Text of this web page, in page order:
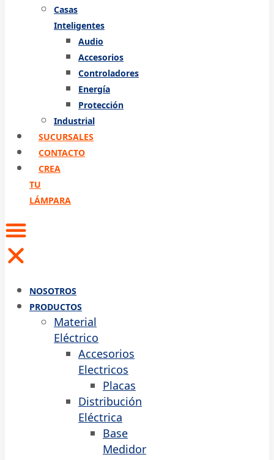
Casas
Inteligentes
Audio
Accesorios
Controladores
Energía
Protección
Industrial
SUCURSALES
CONTACTO
CREA
TU
LÁMPARA
NOSOTROS
PRODUCTOS
Material
Eléctrico
Accesorios
Electricos
Placas
Distribución
Eléctrica
Base
Medidor